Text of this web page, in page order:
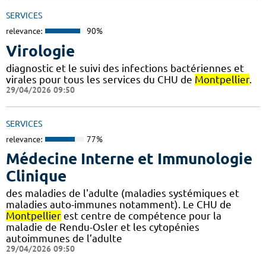
SERVICES
relevance: 90%
Virologie
diagnostic et le suivi des infections bactériennes et
virales pour tous les services du CHU de Montpellier.
29/04/2026 09:50
SERVICES
relevance: 77%
Médecine Interne et Immunologie
Clinique
des maladies de l'adulte (maladies systémiques et
maladies auto-immunes notamment). Le CHU de
Montpellier est centre de compétence pour la
maladie de Rendu-Osler et les cytopénies
autoimmunes de l’adulte
29/04/2026 09:50